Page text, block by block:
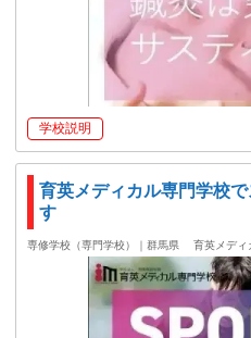
学校説明
育英メディカル専門学校
す
専修学校（専門学校）｜群馬県 育英メディ